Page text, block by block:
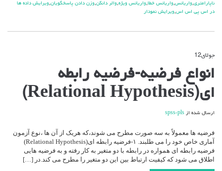
ناپارامتري,واريانس,واريانس خطا,واريانس ويژه,والر دانكن,وزن دادن پاسخگويان,ويرايش داده ها
در اس پي اس اس,ويرايش نمودار
جولای12
انواع
فرضیه-
فرضیه
رابطه
Hypothesis)
انواع فرضیه-فرضیه رابطه
ای(Relational Hypothesis)
ارسال شده از spss-pls
فرضیه ها معمولاً به سه صورت مطرح می شوند،که هریک از آن ها ،نوع آزمون
آماری خاص خود را می طلبند. ۱-فرضیه رابطه ای(Relational Hypothesis)
فرضیه رابطه ای همواره در رابطه با دو متغیر به کار رفته و به فرضیه هایی
اطلاق می شود که کیفیت ارتباط بین این دو متغیر را مطرح می کند.در […]